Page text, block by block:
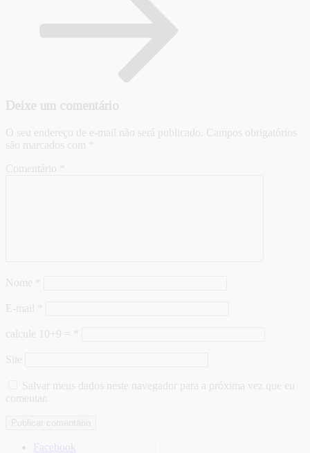
Deixe um comentário
O seu endereço de e-mail não será publicado. Campos obrigatórios
são marcados com
Comentário
Nome
E-mail
calcule 10+9 =
Site
Salvar meus dados neste navegador para a próxima vez que eu
comentar.
Facebook